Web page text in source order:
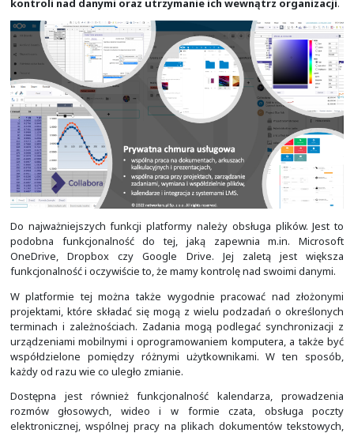
W połączeniu z rozwiązaniami Collabora Productivity i
dużym powodzeniem zastępuje ona znane usługi
jak Google G Suite czy Microsoft Office 365. Posiada o
funkcjonalność i co najważniejsze, umożliwia
kontroli nad danymi oraz utrzymanie ich wewnątrz
Do najważniejszych funkcji platformy należy obsługa
OneDrive, Dropbox czy Google Drive. Jej zaletą
funkcjonalność i oczywiście to, że mamy kontrolę nad